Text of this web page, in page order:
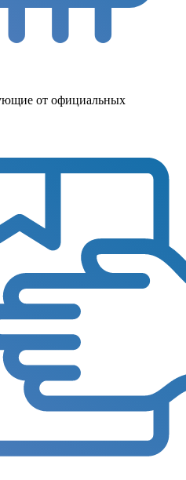
от официальных